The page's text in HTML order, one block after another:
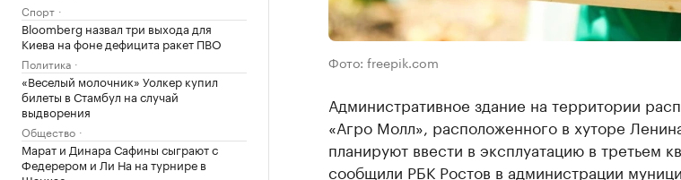
Спорт
Bloomberg назвал три выхода для
Киева на фоне дефицита ракет ПВО
Политика
«Веселый молочник» Уолкер купил
билеты в Стамбул на случай
выдворения
Общество
Марат и Динара Сафины сыграют с
Федерером и Ли На на турнире в
Фото: freepik.com
Административное здание на территории
«Агро Молл», расположенного в хуторе
планируют ввести в эксплуатацию в третьем
сообщили РБК Ростов в администрации